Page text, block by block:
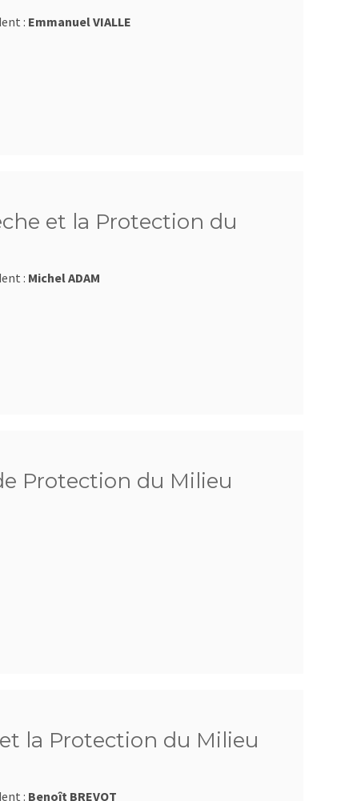
: Emmanuel VIALLE
et la Protection du
: Michel ADAM
Protection du Milieu
la Protection du Milieu
: Benoît BREVOT